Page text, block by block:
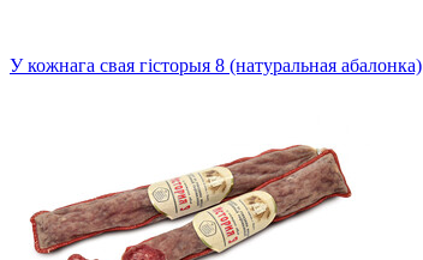
У кожнага свая гісторыя 8 (натуральная абалонка)